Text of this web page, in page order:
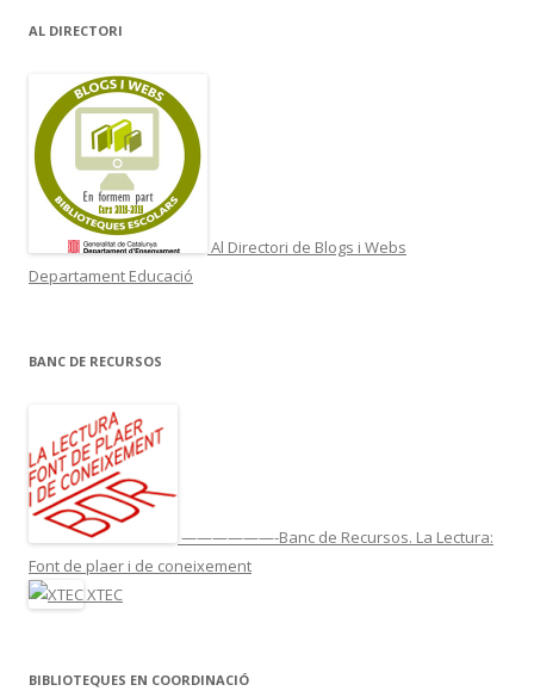
AL DIRECTORI
Al Directori de Blogs i Webs
Departament Educació
BANC DE RECURSOS
——————-Banc de Recursos. La Lectura:
Font de plaer i de coneixement
XTEC
BIBLIOTEQUES EN COORDINACIÓ